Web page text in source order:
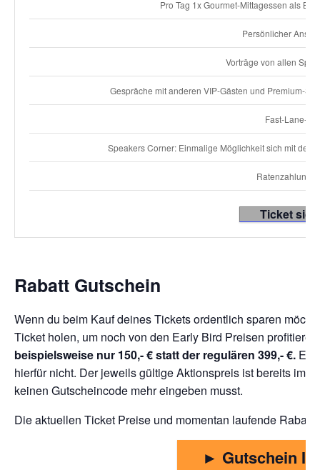
Pro Tag 1x Gourmet-Mittagessen als
Persönlicher
Vorträge von allen
Gespräche mit anderen VIP-Gästen und Premium-
Fast-Lane-
Speakers Corner: Einmalige Möglichkeit sich mit
Ratenzahlung
Ticket
Rabatt Gutschein
Wenn du beim Kauf deines Tickets ordentlich sparen
Ticket holen, um noch von den Early Bird Preisen
beispielsweise nur 150,- € statt der regulären 399,- €.
hierfür nicht. Der jeweils gültige Aktionspreis ist bereits im
keinen Gutscheincode mehr eingeben musst.
Die aktuellen Ticket Preise und momentan laufende Rabatt
► Gutschein